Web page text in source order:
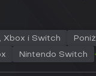
Xbox i Switch
Nintendo Switch